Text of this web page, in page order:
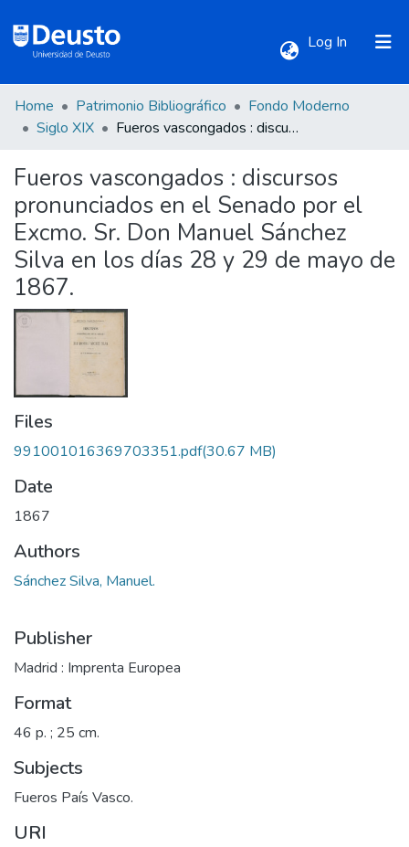
Log In (current)
Communities & Collections
All of DSpace
Statistics
Home Patrimonio Bibliográfico
Fondo Moderno
Siglo XIX
Fueros vascongados : discursos pronunciados en el Senado por el Excmo. Sr. Don Manuel Sánchez Silva en los días 28 y 29 de mayo de 1867.
Fueros vascongados : discursos
pronunciados en el Senado por el
Excmo. Sr. Don Manuel Sánchez
Silva en los días 28 y 29 de mayo de
1867.
Files
991001016369703351.pdf(30.67 MB)
Date
1867
Authors
Sánchez Silva, Manuel.
Publisher
Madrid : Imprenta Europea
Format
46 p. ; 25 cm.
Subjects
Fueros País Vasco.
URI